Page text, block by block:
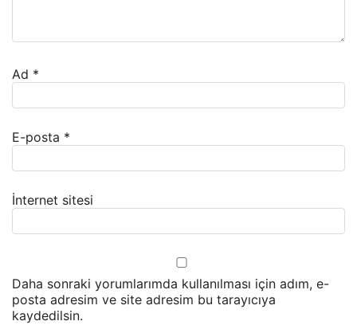
Ad *
E-posta *
İnternet sitesi
Daha sonraki yorumlarımda kullanılması için adım, e-
posta adresim ve site adresim bu tarayıcıya
kaydedilsin.